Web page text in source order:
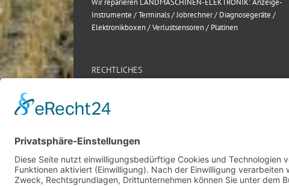
Instrumente / Terminals / Jobrechner / Diagnosegeräte /
Elektronikboxen / Verlustsensoren / Platinen
RECHTLICHES
Impressum
AGB